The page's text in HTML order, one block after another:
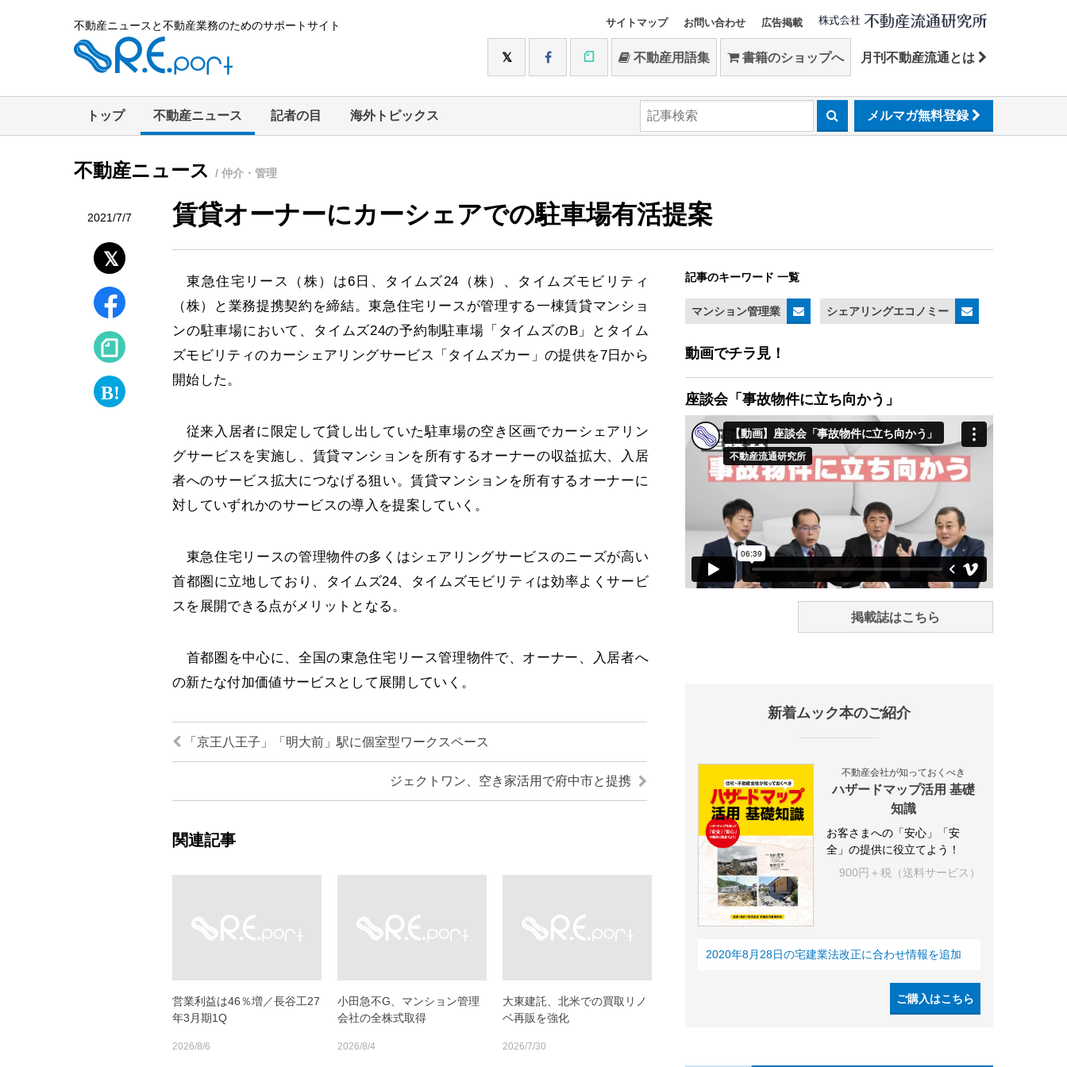
不動産ニュースと不動産業務のためのサポートサイト サイトマップ お問い合わせ 広告掲載
不動産用語集 書籍のショップへ 月刊不動産流通とは
トップ 不動産ニュース 記者の目 海外トピックス メルマガ無料登録
不動産ニュース / 仲介・管理
2021/7/7 賃貸オーナーにカーシェアでの駐車場有活提案
東急住宅リース（株）は6日、タイムズ24（株）、タイムズモビリティ
（株）と業務提携契約を締結。東急住宅リースが管理する一棟賃貸マンショ
ンの駐車場において、タイムズ24の予約制駐車場「タイムズのB」とタイム
ズモビリティのカーシェアリングサービス「タイムズカー」の提供を7日から
開始した。
従来入居者に限定して貸し出していた駐車場の空き区画でカーシェアリン
グサービスを実施し、賃貸マンションを所有するオーナーの収益拡大、入居
者へのサービス拡大につなげる狙い。賃貸マンションを所有するオーナーに
対していずれかのサービスの導入を提案していく。
東急住宅リースの管理物件の多くはシェアリングサービスのニーズが高い
首都圏に立地しており、タイムズ24、タイムズモビリティは効率よくサービ
スを展開できる点がメリットとなる。
首都圏を中心に、全国の東急住宅リース管理物件で、オーナー、入居者へ
の新たな付加価値サービスとして展開していく。
「京王八王子」「明大前」駅に個室型ワークスペース
ジェクトワン、空き家活用で府中市と提携
関連記事
営業利益は46％増／長谷工27
年3月期1Q
2026/8/6
小田急不G、マンション管理
会社の全株式取得
2026/8/4
大東建託、北米での買取リノ
ベ再販を強化
2026/7/30
記事のキーワード 一覧
マンション管理業 シェアリングエコノミー
動画でチラ見！
座談会「事故物件に立ち向かう」
掲載誌はこちら
新着ムック本のご紹介
不動産会社が知っておくべき
ハザードマップ活用 基礎
知識
お客さまへの「安心」「安
全」の提供に役立てよう！
900円＋税（送料サービス）
2020年8月28日の宅建業法改正に合わせ情報を追加
ご購入はこちら